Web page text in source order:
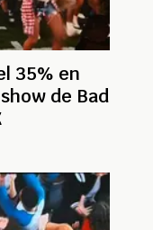
35% en
de Bad